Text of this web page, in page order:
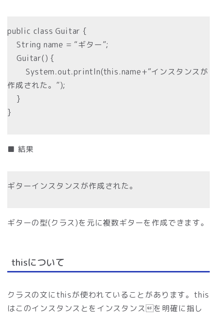
public class Guitar {
String name = “ギター”;
Guitar() {
System.out.println(this.name+”インスタンスが
作成された。”);
}
}
■ 結果
ギターインスタンスが作成された。
ギターの型(クラス)を元に複数ギターを作成できます。
thisについて
クラスの文にthisが使われていることがあります。this
はこのインスタンスとをインスタンスを明確に指し